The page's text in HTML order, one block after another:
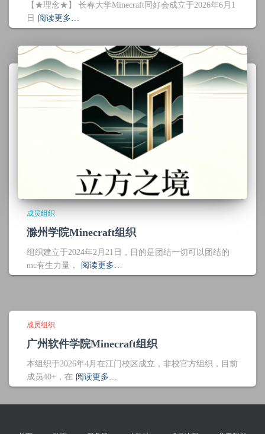
【★理念★】 长春大学Minecraft同好会成立于2026年6月1
日 阅读更多…
成员组织
滁州学院Minecraft组织
组织建立于2024年2月21日，目的是团结一切可以团结的
mc有生力量，
阅读更多…
成员组织
广州软件学院Minecraft组织
本组织于2026年4月在江门校区成立，非校官方组织，目前
成员40+，在 阅读更多…